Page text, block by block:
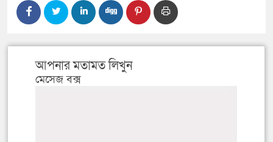
আপনার মতামত লিখুন
মেসেজ বক্স